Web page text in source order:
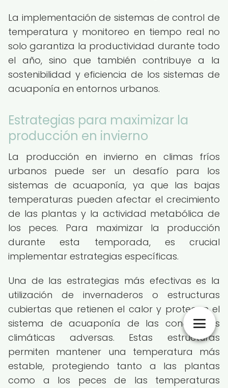
La implementación de sistemas de control de
temperatura y monitoreo en tiempo real no
solo garantiza la productividad durante todo
el año, sino que también contribuye a la
sostenibilidad y eficiencia de los sistemas de
acuaponía en entornos urbanos.
Estrategias para maximizar la
producción en invierno
La producción en invierno en climas fríos
urbanos puede ser un desafío para los
sistemas de acuaponía, ya que las bajas
temperaturas pueden afectar el crecimiento
de las plantas y la actividad metabólica de
los peces. Para maximizar la producción
durante esta temporada, es crucial
implementar estrategias específicas.
Una de las estrategias más efectivas es la
utilización de invernaderos o estructuras
cubiertas que retienen el calor y protegen el
sistema de acuaponía de las condiciones
climáticas adversas. Estas estructuras
permiten mantener una temperatura más
estable, protegiendo tanto a las plantas
como a los peces de las temperaturas